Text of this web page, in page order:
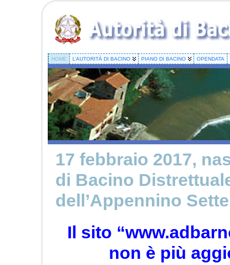
HOME L’AUTORITÀ DI BACINO PIANO DI BACINO OPENDATA
17 febbraio 2017,
di Bacino
dell’Appennino
Il sito
non è più